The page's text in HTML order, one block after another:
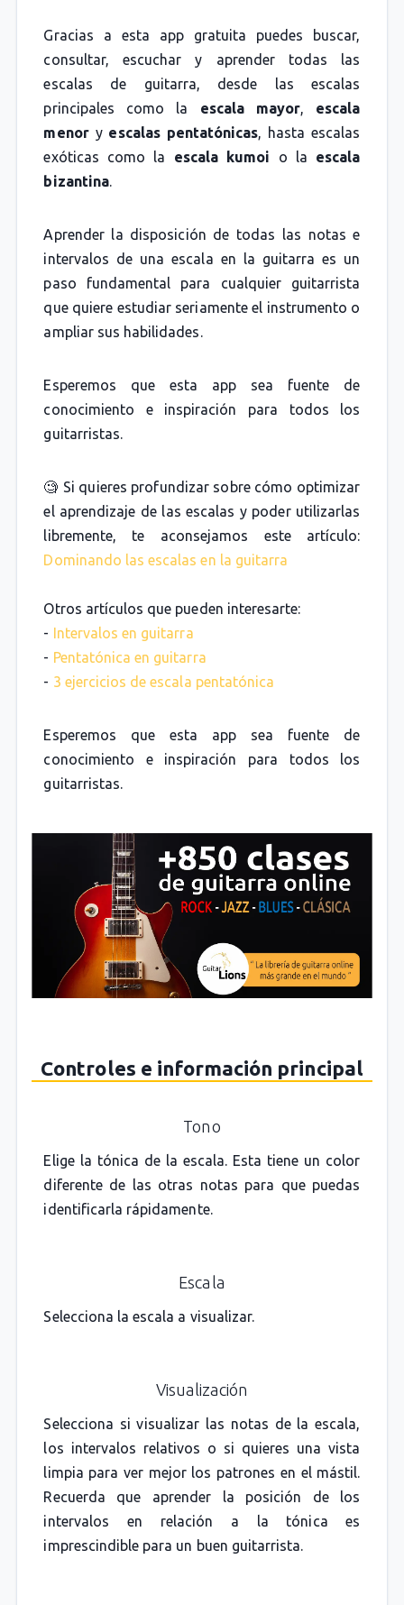
Gracias a esta app gratuita puedes buscar,
consultar, escuchar y aprender todas las
escalas de guitarra, desde las escalas
principales como la escala mayor, escala
menory escalas pentatónicas, hasta escalas
exóticas como la escala kumoi o la escala
bizantina.
Aprender la disposición de todas las notas e
intervalos de una escala en la guitarra es un
paso fundamental para cualquier guitarrista
que quiere estudiar seriamente el instrumento o
ampliar sus habilidades.
Esperemos que esta app sea fuente de
conocimiento e inspiración para todos los
guitarristas.
🧐 Si quieres profundizar sobre cómo optimizar
el aprendizaje de las escalas y poder utilizarlas
libremente, te aconsejamos este artículo:
Dominando las escalas en la guitarra
Otros artículos que pueden interesarte:
- Intervalos en guitarra
- Pentatónica en guitarra
- 3 ejercicios de escala pentatónica
Esperemos que esta app sea fuente de
conocimiento e inspiración para todos los
guitarristas.
Controles e información principal
Tono
Elige la tónica de la escala. Esta tiene un color
diferente de las otras notas para que puedas
identificarla rápidamente.
Escala
Selecciona la escala a visualizar.
Visualización
Selecciona si visualizar las notas de la escala,
los intervalos relativos o si quieres una vista
limpia para ver mejor los patrones en el mástil.
Recuerda que aprender la posición de los
intervalos en relación a la tónica es
imprescindible para un buen guitarrista.